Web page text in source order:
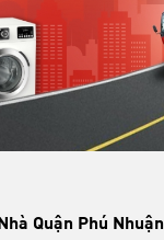
Quận Phú Nhuận